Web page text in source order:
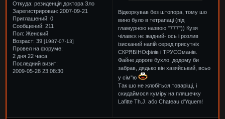
Откуда: резиденція доктора Зло
Зарегистрирован: 2007-09-21
Приглашений: 0
Сообщений: 211
Пол: Женский
Возраст: 39[1987-07-13]
Провел на форуме:
2 дня 22 часа
Последний визит:
2009-05-28 23:08:30
Відкоркував без штопора, тому шо
вино було в тетрапаці (під
гламурною назвою "777")) Кузя
чілавєк нє жадний- ось і розлив
ізисканий напій серед присутніх
СКРЯБІНОфілів і ТРУСОманів.
Файне дороге бухло додому би
забрав, дядько він хазяйський, всьо
у сім"ю
Так шо не жлобіться,товаріщі, і
скидаймося куміру на пляшечку
Lafitte Th.J. або Chateau d'Yquem!